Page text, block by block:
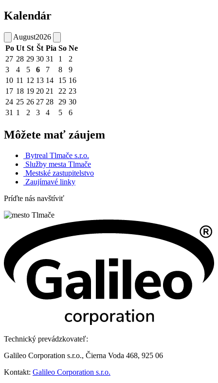
Kalendár
August2026
Po Ut St Št Pia So Ne
27 28 29 30 31 1
2
3
4 5 6 7 8
9
10 11 12 13 14 15 16
17 18 19 20 21 22 23
24 25 26 27 28 29 30
31 1 2 3 4 5 6
Môžete mať záujem
Bytreal Tlmače s.r.o.
Služby mesta Tlmače
Mestské zastupitelstvo
Zaujímavé linky
Príďte nás navštíviť
Technický prevádzkovateľ:
Galileo Corporation s.r.o., Čierna Voda 468, 925 06
Kontakt: Galileo Corporation s.r.o.